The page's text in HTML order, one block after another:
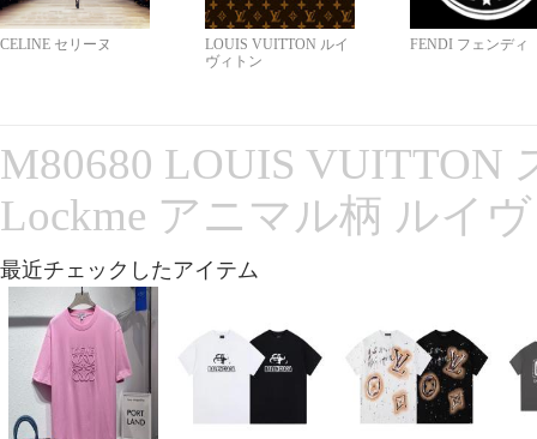
CELINE セリーヌ
LOUIS VUITTON ルイ
ヴィトン
FENDI フェンディ
M80680 LOUIS VUITTON
Lockme アニマル柄 ルイ
最近チェックしたアイテム